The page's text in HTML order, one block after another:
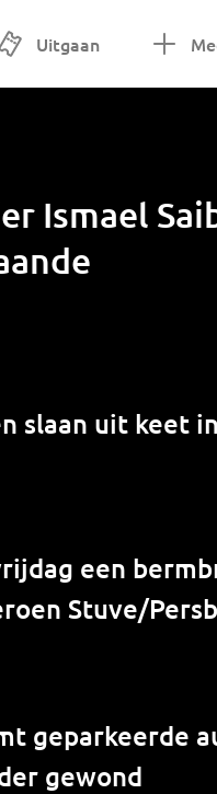
Uitgaan
Ismael
slaan uit keet
een
Stuve/
geparkeerde
gewond